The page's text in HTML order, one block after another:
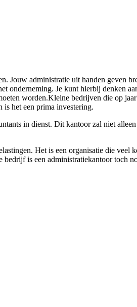
Jouw administratie uit handen geven
onderneming. Je kunt hierbij denken
worden.Kleine bedrijven die op
is het een prima investering.
in dienst. Dit kantoor zal niet
Het is een organisatie die veel
is een administratiekantoor toch